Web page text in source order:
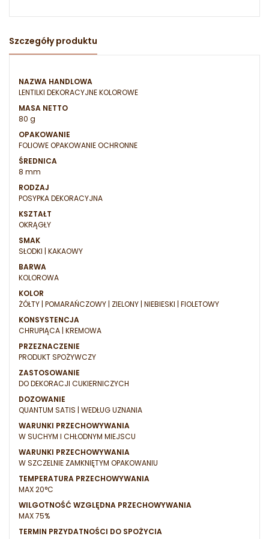
Szczegóły produktu
NAZWA HANDLOWA
LENTILKI DEKORACYJNE KOLOROWE
MASA NETTO
80 g
OPAKOWANIE
FOLIOWE OPAKOWANIE OCHRONNE
ŚREDNICA
8 mm
RODZAJ
POSYPKA DEKORACYJNA
KSZTAŁT
OKRĄGŁY
SMAK
SŁODKI | KAKAOWY
BARWA
KOLOROWA
KOLOR
ŻÓŁTY | POMARAŃCZOWY | ZIELONY | NIEBIESKI | FIOLETOWY
KONSYSTENCJA
CHRUPIĄCA | KREMOWA
PRZEZNACZENIE
PRODUKT SPOŻYWCZY
ZASTOSOWANIE
DO DEKORACJI CUKIERNICZYCH
DOZOWANIE
QUANTUM SATIS | WEDŁUG UZNANIA
WARUNKI PRZECHOWYWANIA
W SUCHYM I CHŁODNYM MIEJSCU
WARUNKI PRZECHOWYWANIA
W SZCZELNIE ZAMKNIĘTYM OPAKOWANIU
TEMPERATURA PRZECHOWYWANIA
MAX 20°C
WILGOTNOŚĆ WZGLĘDNA PRZECHOWYWANIA
MAX 75%
TERMIN PRZYDATNOŚCI DO SPOŻYCIA